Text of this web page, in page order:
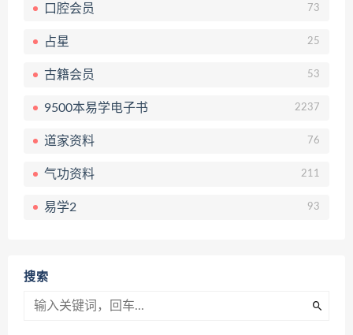
口腔会员 73
占星 25
古籍会员 53
9500本易学电子书 2237
道家资料 76
气功资料 211
易学2 93
搜索